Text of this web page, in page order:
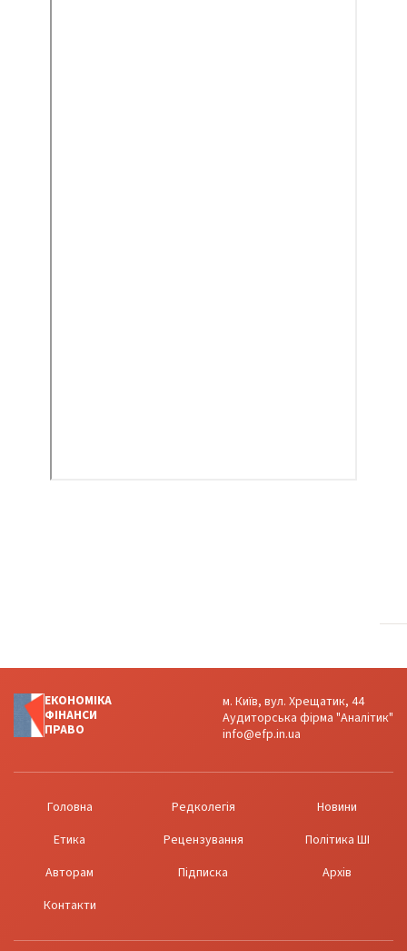
ЕКОНОМІКА
ФІНАНСИ
ПРАВО
м. Київ, вул. Хрещатик, 44
Аудиторська фірма "Аналітик"
info@efp.in.ua
Головна Редколегія
Новини
Етика
Рецензування
Політика ШІ
Авторам
Підписка
Архів
Контакти